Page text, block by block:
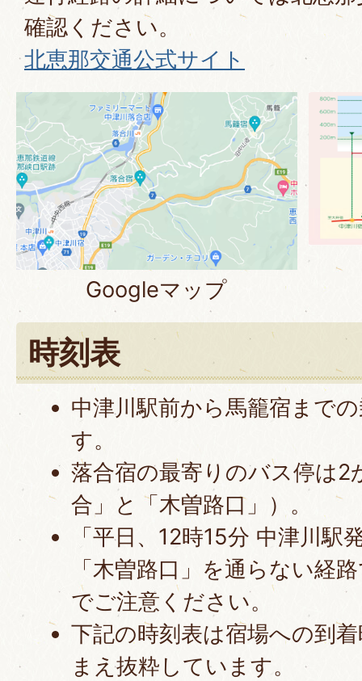
確認ください。
北恵那交通公式サイト
Googleマップ
時刻表
中津川駅前から馬籠宿まで
す。
落合宿の最寄りのバス停は2
合」と「木曽路口」）。
「平日、12時15分 中津川駅
「木曽路口」を通らない経
でご注意ください。
下記の時刻表は宿場への到
まえ抜粋しています。